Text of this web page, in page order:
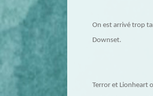
On est arrivé trop
Downset.
Terror et Lionheart